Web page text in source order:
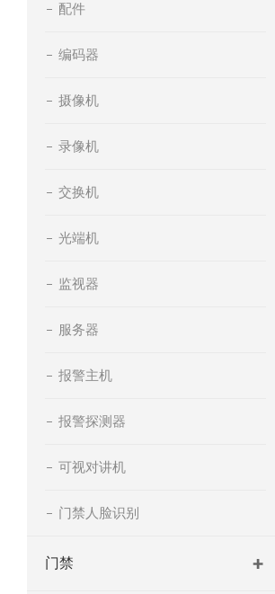
配件
编码器
摄像机
录像机
交换机
光端机
监视器
服务器
报警主机
报警探测器
可视对讲机
门禁人脸识别
门禁